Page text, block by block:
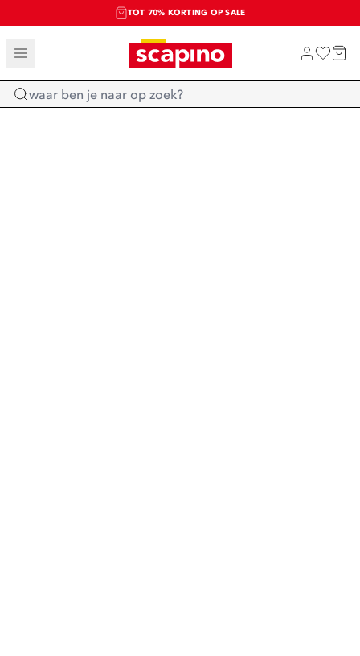
TOT 70% KORTING OP SALE
SALE: LAATSTE KANS!
SHOP NIEUW
Home